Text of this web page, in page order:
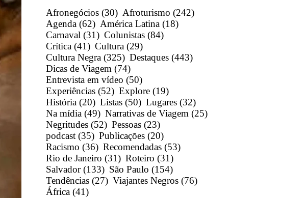
Afronegócios (30) Afroturismo (242)
Agenda (62) América Latina (18)
Carnaval (31) Colunistas (84)
Crítica (41) Cultura (29)
Cultura Negra (325) Destaques (443)
Dicas de Viagem (74)
Entrevista em vídeo (50)
Experiências (52) Explore (19)
História (20) Listas (50) Lugares (32)
Na mídia (49) Narrativas de Viagem (25)
Negritudes (52) Pessoas (23)
podcast (35) Publicações (20)
Racismo (36) Recomendadas (53)
Rio de Janeiro (31) Roteiro (31)
Salvador (133) São Paulo (154)
Tendências (27) Viajantes Negros (76)
África (41)